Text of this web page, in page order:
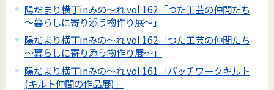
陽だまり横丁inみの～れ vol.162「つた工芸の仲間たち
～暮らしに寄り添う物作り展～」
陽だまり横丁inみの～れ vol.162「つた工芸の仲間たち
～暮らしに寄り添う物作り展～」
陽だまり横丁inみの～れ vol.161「パッチワークキルト
(キルト仲間の作品展)」